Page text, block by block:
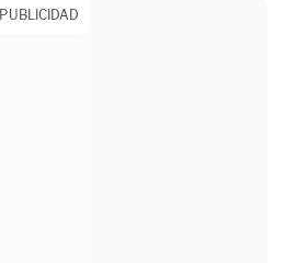
PUBLICIDAD